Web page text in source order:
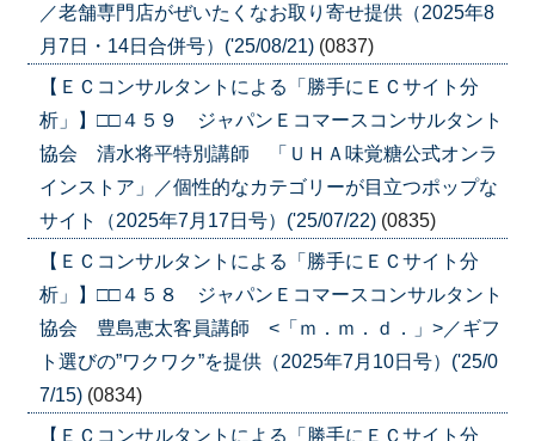
／老舗専門店がぜいたくなお取り寄せ提供（2025年8
月7日・14日合併号）('25/08/21) (0837)
【ＥＣコンサルタントによる「勝手にＥＣサイト分
析」】□□４５９ ジャパンＥコマースコンサルタント
協会 清水将平特別講師 「ＵＨＡ味覚糖公式オンラ
インストア」／個性的なカテゴリーが目立つポップな
サイト（2025年7月17日号）('25/07/22) (0835)
【ＥＣコンサルタントによる「勝手にＥＣサイト分
析」】□□４５８ ジャパンＥコマースコンサルタント
協会 豊島恵太客員講師 <「ｍ．ｍ．ｄ．」>／ギフ
ト選びの”ワクワク”を提供（2025年7月10日号）('25/0
7/15) (0834)
【ＥＣコンサルタントによる「勝手にＥＣサイト分